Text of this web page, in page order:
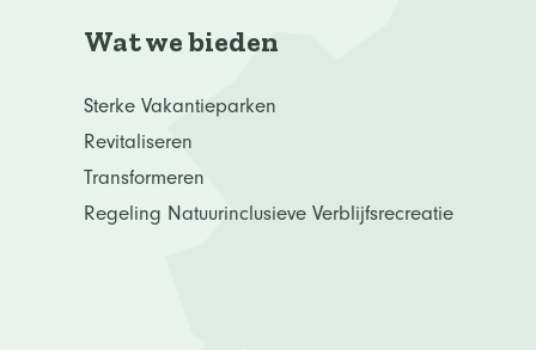
Wat we bieden
Sterke Vakantieparken
Revitaliseren
Transformeren
Regeling Natuurinclusieve Verblijfsrecreatie